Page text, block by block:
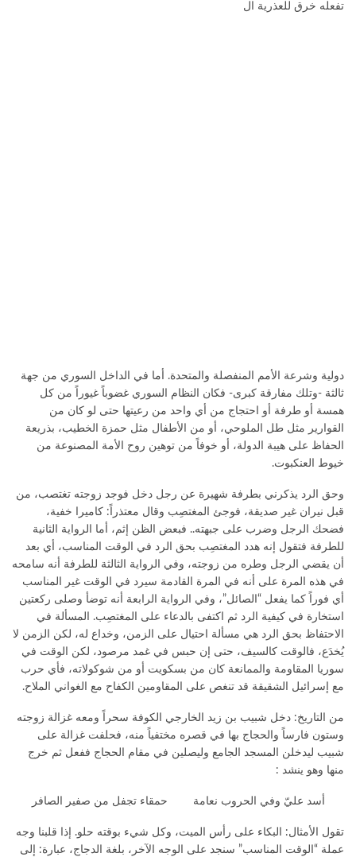
تفعله خرق للعذرية ال
دولية وشرعة الأمم المنفصلة والمتحدة. أما في الداخل السوري من جهة
ثالثة -وتلك مفارقة كبرى- فكان النظام السوري غضوباً غيوراً من كل
همسة أو طرفة أو احتجاج من أي واحد من رعيتها حتى لو كان من
القوارير مثل طل الملوحي، أو من الأطفال مثل حمزة الخطيب، بذريعة
الحفاظ على هيبة الدولة، أو خوفاً من توهين روح الأمة المصنوعة من
خيوط العنكبوت.
وحق الرد يذكرني بطرفة شهيرة عن رجل دخل فوجد زوجته تغتصب، من
قبل نيران غير صديقة، فوجئ المغتصِب وقال معتذراً: كاميرا خفية،
فضحك الرجل وضرب على جبهته.. فبعض الظن إثم، أما الرواية الثانية
للطرفة فتقول إنه هدد المغتصِب بحق الرد في الوقت المناسب، أي بعد
أن يقضي الرجل وطره من زوجته، وفي الرواية الثالثة للطرفة أنه سامحه
في هذه المرة على أنه في المرة القادمة سيرد في الوقت غير المناسب
أي فوراً كما يفعل “الصائل”، وفي الرواية الرابعة أنه توضأ وصلى ركعتين
استخارة في كيفية الرد ثم اكتفى بالدعاء على المغتصِب. المسألة في
الاحتفاظ بحق الرد هي مسألة احتيال على الزمن، وخداع له، لكن الزمن لا
يُخدَع، فالوقت كالسيف، حتى إن حبس في غمد مرصود، لكن الوقت في
سوريا المقاومة والممانعة كان من بسكويت أو من شوكولاته، فأي حرب
مع إسرائيل الشقيقة قد تنغص على المقاومين الكفاح مع الغواني الملاح.
من التاريخ: دخل شبيب بن زيد الخارجي الكوفة سحراً ومعه غزالة زوجته
وستون فارساً والحجاج بها في قصره مختفياً منه، فحلفت غزالة على
شبيب ليدخلن المسجد الجامع وليصلين في مقام الحجاج ففعل ثم خرج
منها وهو ينشد :
أسد عليّ وفي الحروب نعامة حمقاء تجفل من صفير الصافر
تقول الأمثال: البكاء على رأس الميت، وكل شيء بوقته حلو. إذا قلبنا وجه
عملة “الوقت المناسب” سنجد على الوجه الآخر، بلغة الدجاج، عبارة: إلى